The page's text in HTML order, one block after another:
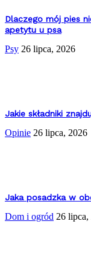
Dlaczego mój pies
apetytu u psa
Psy 26 lipca, 2026
Jakie składniki
Opinie 26 lipca, 2026
Jaka posadzka w
Dom i ogród 26 lipca,